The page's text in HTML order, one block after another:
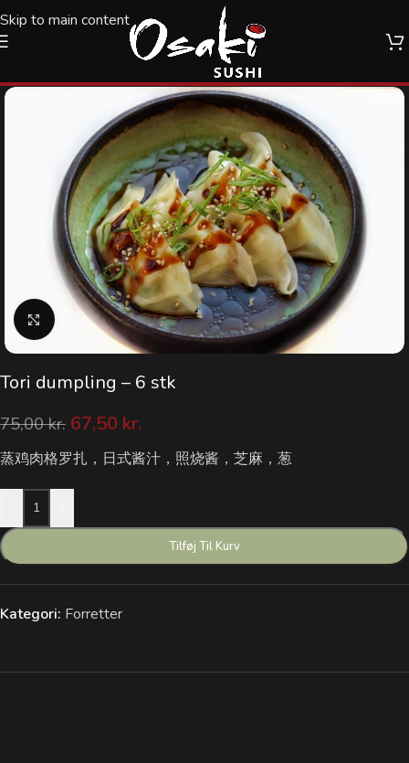
Skip to main content
Klik for at forstørre
Tori dumpling – 6 stk
75,00kr. 67,50 kr.
蒸鸡肉格罗扎，日式酱汁，照烧酱，芝麻，葱
Tilføj Til Kurv
Kategori: Forretter